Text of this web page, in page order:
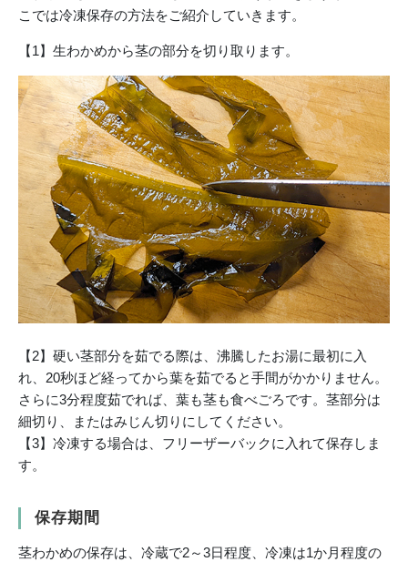
こでは冷凍保存の方法をご紹介していきます。
【1】生わかめから茎の部分を切り取ります。
【2】硬い茎部分を茹でる際は、沸騰したお湯に最初に入
れ、20秒ほど経ってから葉を茹でると手間がかかりません。
さらに3分程度茹でれば、葉も茎も食べごろです。茎部分は
細切り、またはみじん切りにしてください。
【3】冷凍する場合は、フリーザーバックに入れて保存しま
す。
保存期間
茎わかめの保存は、冷蔵で2～3日程度、冷凍は1か月程度の